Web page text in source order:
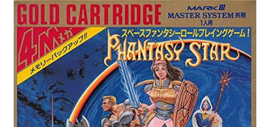
スター generation:1』のタイトルでリメイク版が
PlayStation 2で2003年8月28日に発売された。
「ファンタシースター コンプリートコレクション」
「ファンタシースター generation:1」はPlayStation 2
アーカイブスで配信されている。
関連商品